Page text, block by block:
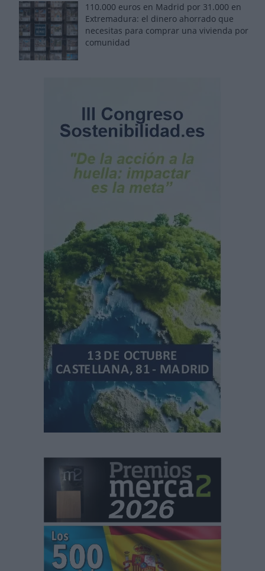
110.000 euros en Madrid por 31.000 en
Extremadura: el dinero ahorrado que
necesitas para comprar una vivienda por
comunidad